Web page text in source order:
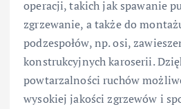
operacji, takich jak spawanie
zgrzewanie, a także do
podzespołów, np. osi,
konstrukcyjnych karoserii.
powtarzalności ruchów
wysokiej jakości zgrzewów i